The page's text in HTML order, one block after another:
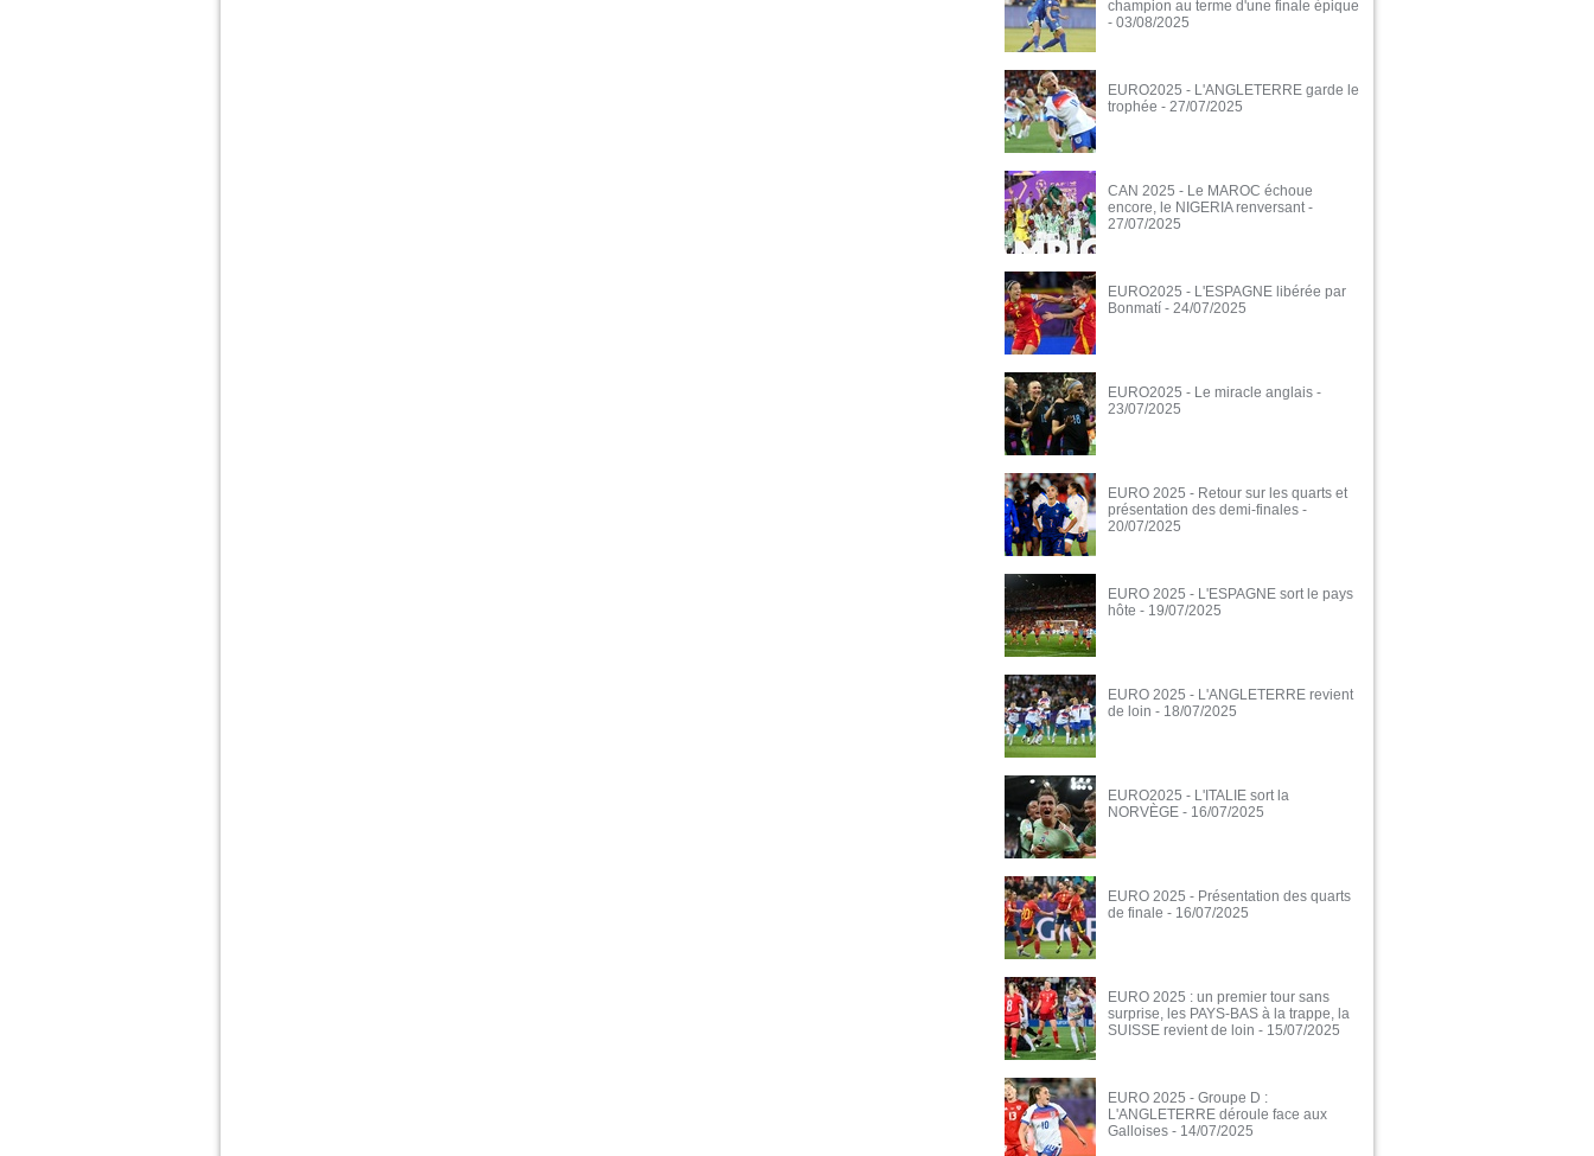
champion au terme d'une finale épique
- 03/08/2025
EURO2025 - L'ANGLETERRE garde le
trophée - 27/07/2025
CAN 2025 - Le MAROC échoue
encore, le NIGERIA renversant -
27/07/2025
EURO2025 - L'ESPAGNE libérée par
Bonmatí - 24/07/2025
EURO2025 - Le miracle anglais -
23/07/2025
EURO 2025 - Retour sur les quarts et
présentation des demi-finales -
20/07/2025
EURO 2025 - L'ESPAGNE sort le pays
hôte - 19/07/2025
EURO 2025 - L'ANGLETERRE revient
de loin - 18/07/2025
EURO2025 - L'ITALIE sort la
NORVÈGE - 16/07/2025
EURO 2025 - Présentation des quarts
de finale - 16/07/2025
EURO 2025 : un premier tour sans
surprise, les PAYS-BAS à la trappe, la
SUISSE revient de loin - 15/07/2025
EURO 2025 - Groupe D :
L'ANGLETERRE déroule face aux
Galloises - 14/07/2025